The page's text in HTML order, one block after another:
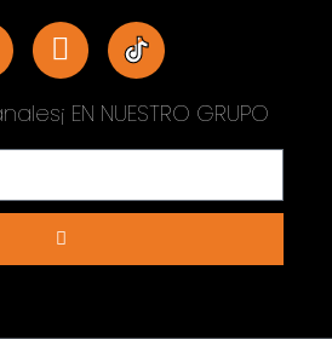
EN NUESTRO GRUPO